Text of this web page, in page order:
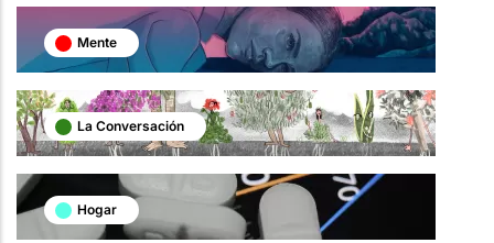
Mente
La Conversación
Hogar